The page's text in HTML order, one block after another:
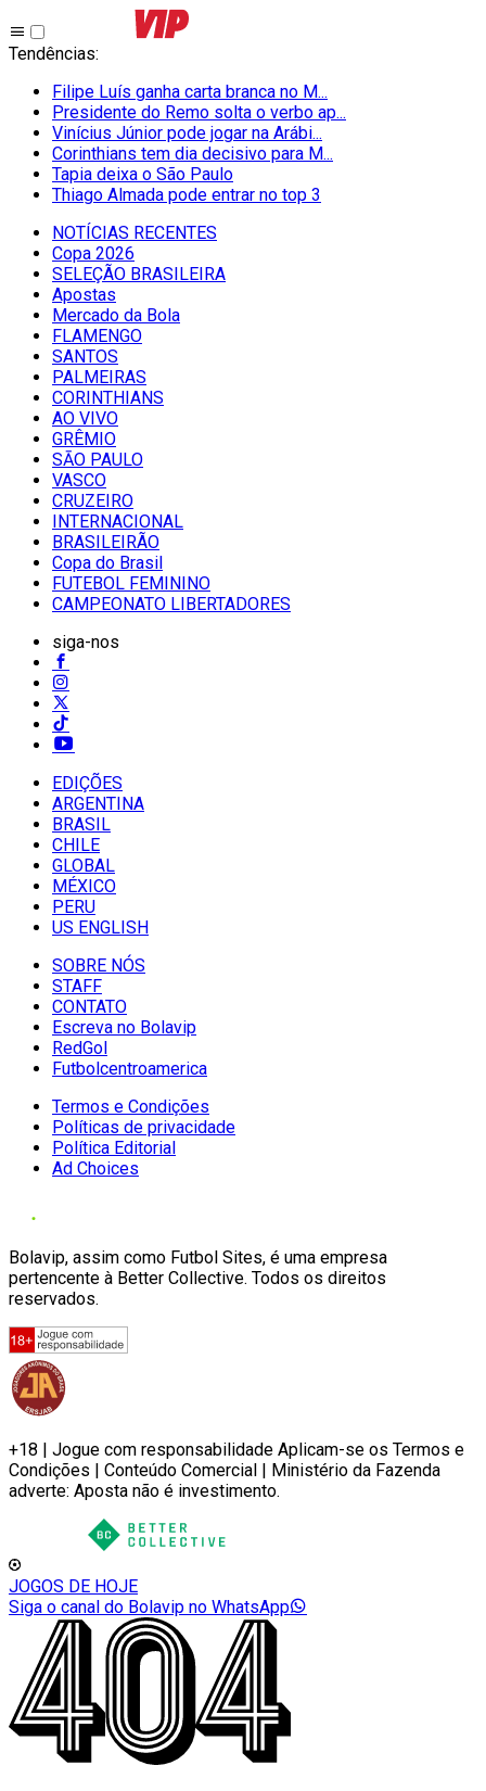
Tendências:
Filipe Luís ganha carta branca no M...
Presidente do Remo solta o verbo ap...
Vinícius Júnior pode jogar na Arábi...
Corinthians tem dia decisivo para M...
Tapia deixa o São Paulo
Thiago Almada pode entrar no top 3
NOTÍCIAS RECENTES
Copa 2026
SELEÇÃO BRASILEIRA
Apostas
Mercado da Bola
FLAMENGO
SANTOS
PALMEIRAS
CORINTHIANS
AO VIVO
GRÊMIO
SĀO PAULO
VASCO
CRUZEIRO
INTERNACIONAL
BRASILEIRÃO
Copa do Brasil
FUTEBOL FEMININO
CAMPEONATO LIBERTADORES
siga-nos
EDIÇÕES
ARGENTINA
BRASIL
CHILE
GLOBAL
MÉXICO
PERU
US ENGLISH
SOBRE NÓS
STAFF
CONTATO
Escreva no Bolavip
RedGol
Futbolcentroamerica
Termos e Condições
Políticas de privacidade
Política Editorial
Ad Choices
Bolavip, assim como Futbol Sites, é uma empresa
pertencente à Better Collective. Todos os direitos
reservados.
+18 | Jogue com responsabilidade Aplicam-se os Termos e
Condições | Conteúdo Comercial | Ministério da Fazenda
adverte: Aposta não é investimento.
JOGOS DE HOJE
Siga o canal do Bolavip no WhatsApp